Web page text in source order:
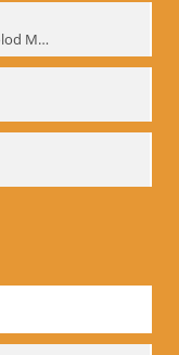
Directors in Perspective: Vsevolod Meyerhold - interne Signatur BM-prt-6